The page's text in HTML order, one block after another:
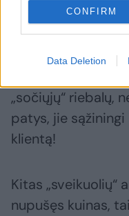
CONFIRM
Data Deletion
Ir dar kas baisu:
įsitikinę ir
„sočiųjų“ riebalų,
patys, jie
klientą!
Kitas „sveikuolių“
nupušęs kuinas,